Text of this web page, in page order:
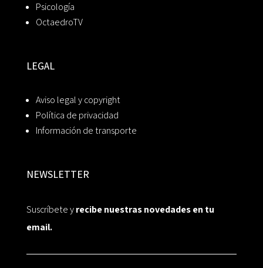
Psicología
OctaedroTV
LEGAL
Aviso legal y copyright
Política de privacidad
Información de transporte
NEWSLETTER
Suscríbete yrecibe nuestras novedades en tu
email.